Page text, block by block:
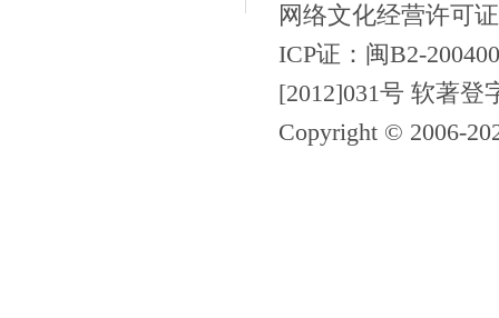
网络文化经营许可
ICP证：闽B2-
[2012]031号 软著登
Copyright © 2006-